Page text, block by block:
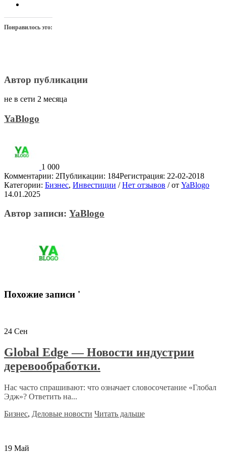
Понравилось это:
Автор публикации
не в сети 2 месяца
YaBlogo
1 000
Комментарии: 2Публикации: 184Регистрация: 22-02-2018
Категории: Бизнес, Инвестиции / Нет отзывов /от YaBlogo
14.01.2025
Автор записи: YaBlogo
Похожие записи '
24 Сен
Global Edge — Новости индустрии
деревообработки.
Нас часто спрашивают: что означает словосочетание «Глобал
Эдж»? Ответить на...
Бизнес, Деловые новости Читать дальше
19 Май